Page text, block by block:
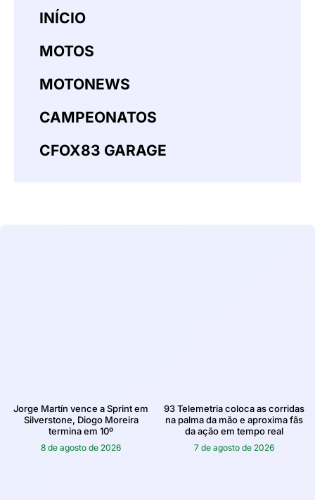
INÍCIO
MOTOS
MOTONEWS
CAMPEONATOS
CFOX83 GARAGE
Jorge Martín vence a Sprint em
Silverstone, Diogo Moreira
termina em 10º
8 de agosto de 2026
93 Telemetria coloca as corridas
na palma da mão e aproxima fãs
da ação em tempo real
7 de agosto de 2026